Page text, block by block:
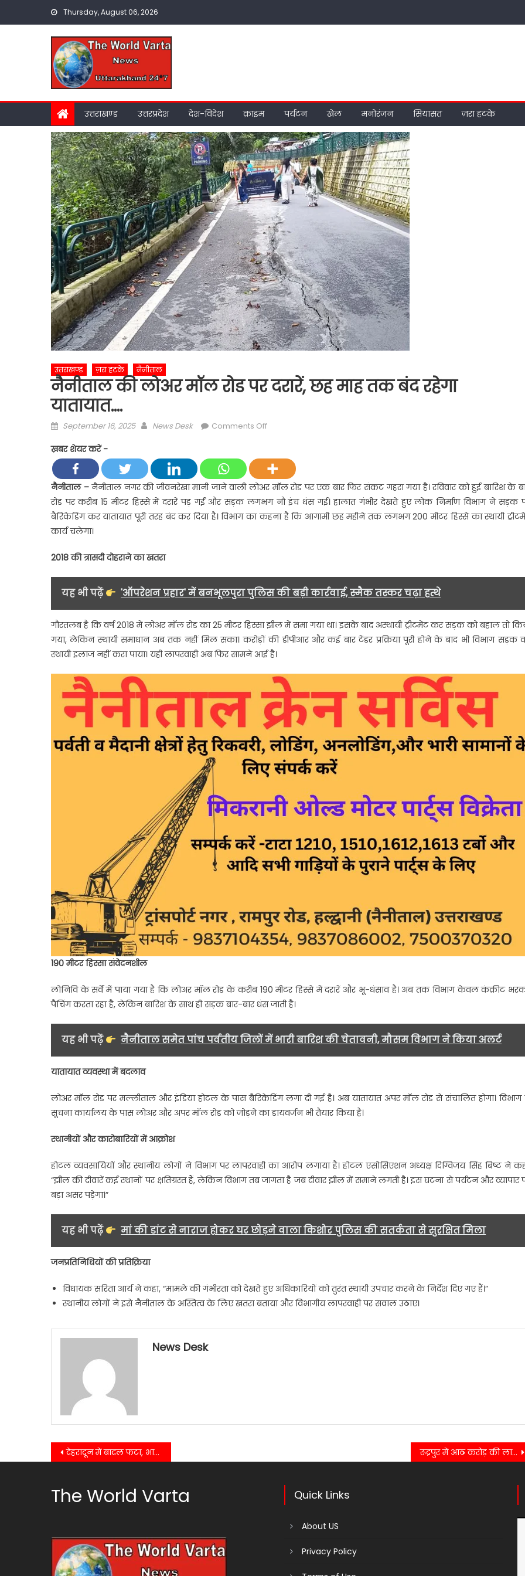
Thursday, August 06, 2026
उत्तराखण्ड उत्तरप्रदेश देश-विदेश क्राइम पर्यटन खेल मनोरंजन सियासत ज़रा हटके
उत्तराखण्ड ज़रा हटके नैनीताल
नैनीताल की लोअर मॉल रोड पर दरारें, छह माह तक बंद रहेगा
यातायात….
Posted
September 16, 2025 Author
News Desk Comments Offon
लोअर
मॉल
रोड
पर
दरारें,
रहेगा
यातायात….
ख़बर शेयर करें -
नैनीताल –नैनीताल नगर की जीवनरेखा मानी जाने वाली लोअर मॉल रोड पर एक बार फिर संकट गहरा गया है। रविवार को हुई बारिश के
रोड पर करीब 15 मीटर हिस्से में दरारें पड़ गईं और सड़क लगभग नौ इंच धंस गई। हालात गंभीर देखते हुए लोक निर्माण विभाग ने सड़क
बैरिकेडिंग कर यातायात पूरी तरह बंद कर दिया है। विभाग का कहना है कि आगामी छह महीने तक लगभग 200 मीटर हिस्से का स्थायी
कार्य चलेगा।
2018 की त्रासदी दोहराने का खतरा
यह भी पढ़ें 'ऑपरेशन प्रहार' में बनभूलपुरा पुलिस की बड़ी कार्रवाई, स्मैक तस्कर चढ़ा हत्थे
गौरतलब है कि वर्ष 2018 में लोअर मॉल रोड का 25 मीटर हिस्सा झील में समा गया था। इसके बाद अस्थायी ट्रीटमेंट कर सड़क को बहाल तो
गया, लेकिन स्थायी समाधान अब तक नहीं मिल सका। करोड़ों की डीपीआर और कई बार टेंडर प्रक्रिया पूरी होने के बाद भी विभाग सड़क
स्थायी इलाज नहीं करा पाया। यही लापरवाही अब फिर सामने आई है।
190 मीटर हिस्सा संवेदनशील
लोनिवि के सर्वे में पाया गया है कि लोअर मॉल रोड के करीब 190 मीटर हिस्से में दरारें और भू-धंसाव है। अब तक विभाग केवल कंक्रीट
पैचिंग करता रहा है, लेकिन बारिश के साथ ही सड़क बार-बार धंस जाती है।
यह भी पढ़ें नैनीताल समेत पांच पर्वतीय जिलों में भारी बारिश की चेतावनी, मौसम विभाग ने किया अलर्ट
यातायात व्यवस्था में बदलाव
लोअर मॉल रोड पर मल्लीताल और इंडिया होटल के पास बैरिकेडिंग लगा दी गई है। अब यातायात अपर मॉल रोड से संचालित होगा।
सूचना कार्यालय के पास लोअर और अपर मॉल रोड को जोड़ने का डायवर्जन भी तैयार किया है।
स्थानीयों और कारोबारियों में आक्रोश
होटल व्यवसायियों और स्थानीय लोगों ने विभाग पर लापरवाही का आरोप लगाया है। होटल एसोसिएशन अध्यक्ष दिग्विजय सिंह बिष्ट ने
“झील की दीवारें कई स्थानों पर क्षतिग्रस्त हैं, लेकिन विभाग तब जागता है जब दीवार झील में समाने लगती है। इस घटना से पर्यटन और व्यापार
बड़ा असर पड़ेगा।”
यह भी पढ़ें मां की डांट से नाराज होकर घर छोड़ने वाला किशोर पुलिस की सतर्कता से सुरक्षित मिला
जनप्रतिनिधियों की प्रतिक्रिया
विधायक सरिता आर्य ने कहा, “मामले की गंभीरता को देखते हुए अधिकारियों को तुरंत स्थायी उपचार करने के निर्देश दिए गए हैं।”
स्थानीय लोगों ने इसे नैनीताल के अस्तित्व के लिए खतरा बताया और विभागीय लापरवाही पर सवाल उठाए।
News Desk
Post
देहरादून में बादल फटा, भारी तबाही – रेस्क्यू ऑपरेशन जारी…. रूद्रपुर में आठ करोड़ की लागत से नैनीताल हाईवे चौड़ीकरण शुरू….
The World Varta Quick Links
About US
Privacy Policy